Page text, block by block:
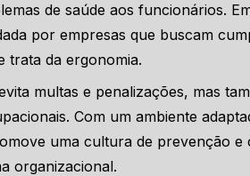
de saúde aos funcionários.
por empresas que buscam
trata da ergonomia.
multas e penalizações, mas
Com um ambiente
uma cultura de prevenção e
organizacional.